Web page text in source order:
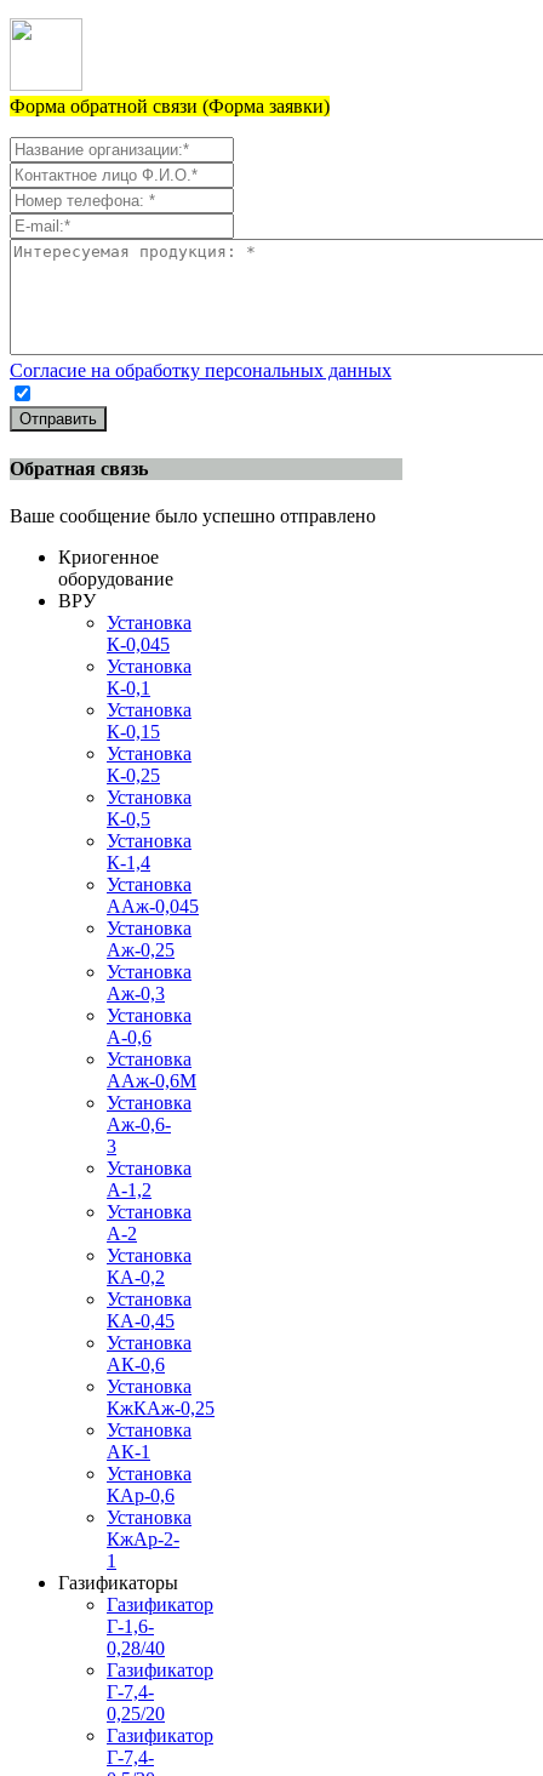
Форма обратной связи (Форма заявки)
Согласие на обработку персональных данных
Отправить
Обратная связь
Ваше сообщение было успешно отправлено
Криогенное
оборудование
ВРУ
Установка
К-0,045
Установка
К-0,1
Установка
К-0,15
Установка
К-0,25
Установка
К-0,5
Установка
К-1,4
Установка
ААж-0,045
Установка
Аж-0,25
Установка
Аж-0,3
Установка
А-0,6
Установка
ААж-0,6М
Установка
Аж-0,6-
3
Установка
А-1,2
Установка
А-2
Установка
КА-0,2
Установка
КА-0,45
Установка
АК-0,6
Установка
КжКАж-0,25
Установка
АК-1
Установка
КАр-0,6
Установка
КжАр-2-
1
Газификаторы
Газификатор
Г-1,6-
0,28/40
Газификатор
Г-7,4-
0,25/20
Газификатор
Г-7,4-